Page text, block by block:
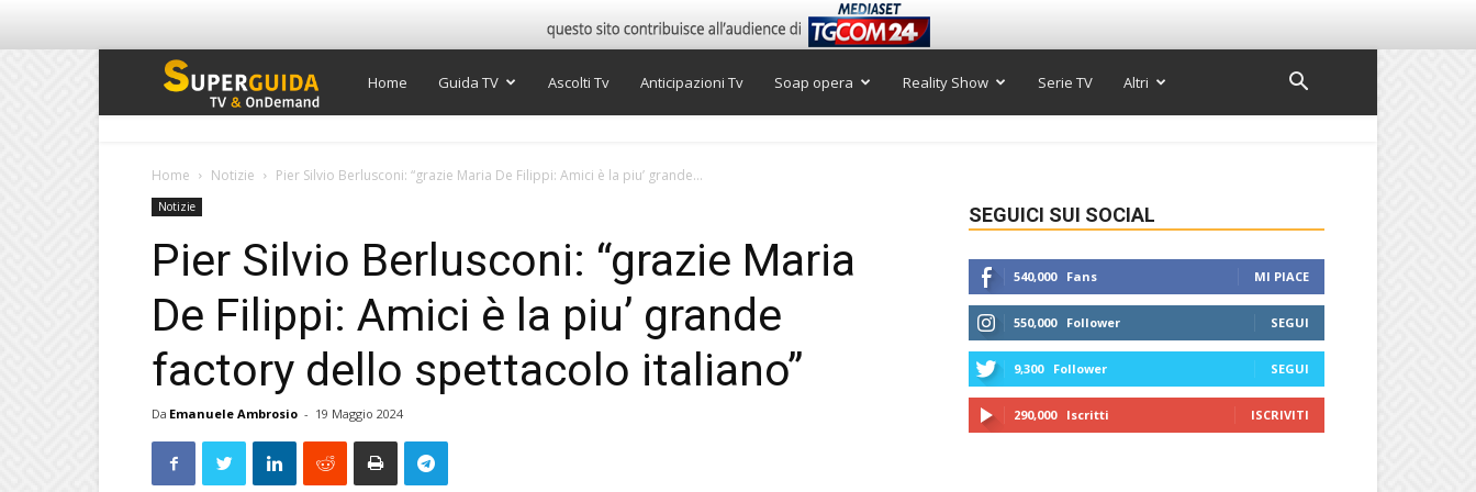
Super
Home Guida TV Ascolti Tv Anticipazioni Tv Soap opera Reality Show Serie TV Altri
Home Notizie Pier Silvio Berlusconi: “grazie Maria De Filippi: Amici è la piu’ grande...
Notizie
Pier Silvio Berlusconi: “grazie Maria
De Filippi: Amici è la piu’ grande
factory dello spettacolo italiano”
Da Emanuele Ambrosio - 19 Maggio 2024
SEGUICI SUI SOCIAL
540,000 Fans MI PIACE
550,000 Follower SEGUI
9,300 Follower SEGUI
290,000 Iscritti ISCRIVITI